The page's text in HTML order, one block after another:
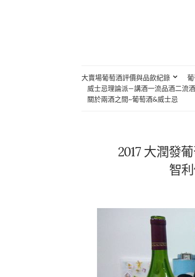
大賣場葡萄酒評價與品飲紀錄
威士忌理論派—講酒一流品酒二流
關於兩酒之間~葡萄酒&威士忌
2017 大潤發
智